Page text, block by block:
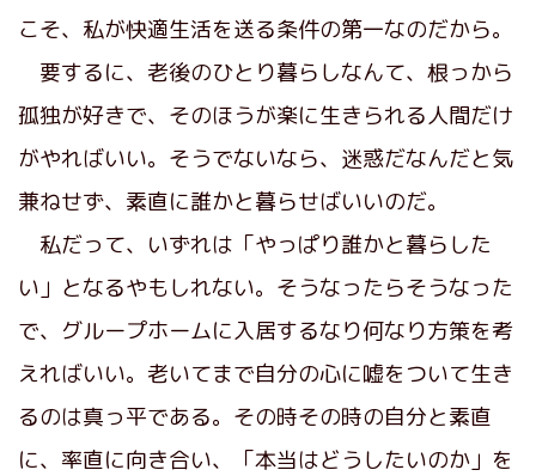
こそ、私が快適生活を送る条件の第一なのだから。
要するに、老後のひとり暮らしなんて、根っから
孤独が好きで、そのほうが楽に生きられる人間だけ
がやればいい。そうでないなら、迷惑だなんだと気
兼ねせず、素直に誰かと暮らせばいいのだ。
私だって、いずれは「やっぱり誰かと暮らした
い」となるやもしれない。そうなったらそうなった
で、グループホームに入居するなり何なり方策を考
えればいい。老いてまで自分の心に嘘をついて生き
るのは真っ平である。その時その時の自分と素直
に、率直に向き合い、「本当はどうしたいのか」を